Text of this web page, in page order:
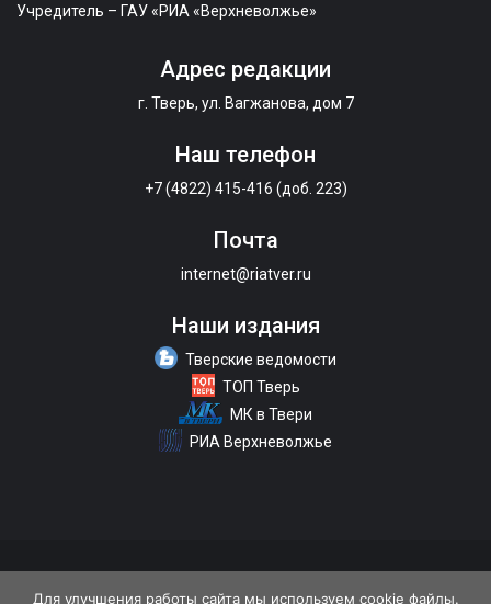
Учредитель – ГАУ «РИА «Верхневолжье»
Адрес редакции
г. Тверь, ул. Вагжанова, дом 7
Наш телефон
+7 (4822) 415-416 (доб. 223)
Почта
internet@riatver.ru
Наши издания
Тверские ведомости
ТОП Тверь
МК в Твери
РИА Верхневолжье
Для улучшения работы сайта мы используем cookie файлы.